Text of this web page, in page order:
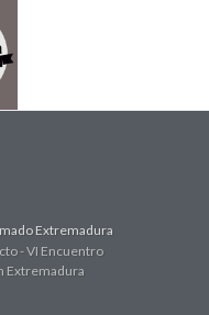
Extremadura
- VI Encuentro
Extremadura